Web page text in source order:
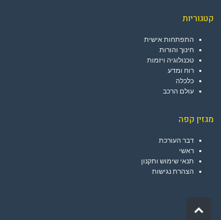
קטגוריות
התפתחות אישית
חינוך והורות
טכנולוגיה ויזמות
רוח ומדע
כלכלה
עולם הרכב
מגזין קפה
דבר העורכת
ראשי
תנאי שימוש ותקנון
הצהרת נגישות